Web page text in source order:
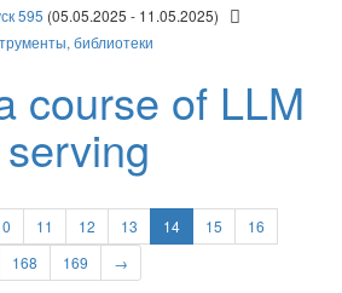
595 (05.05.2025 - 11.05.2025)
библиотеки
course of LLM
11 12 13 14 15
16
168 169 →